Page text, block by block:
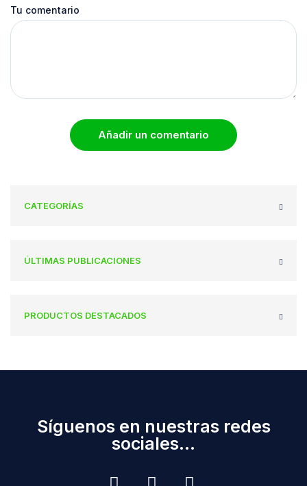
Tu comentario
Añadir un comentario
CATEGORÍAS
ÚLTIMAS PUBLICACIONES
PRODUCTOS DESTACADOS
Síguenos en nuestras redes
sociales...